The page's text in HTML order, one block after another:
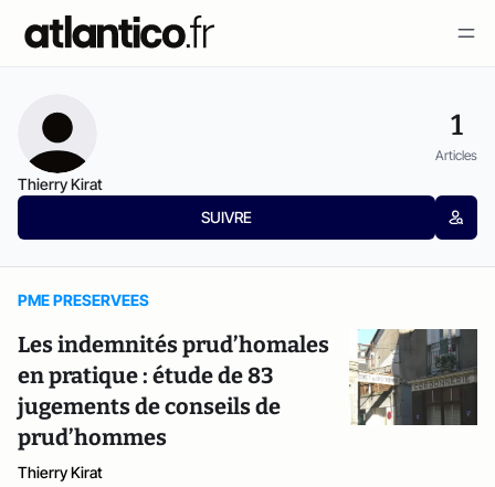
1
Articles
Thierry Kirat
SUIVRE
PME PRESERVEES
Les indemnités prud’homales
en pratique : étude de 83
jugements de conseils de
prud’hommes
Thierry Kirat